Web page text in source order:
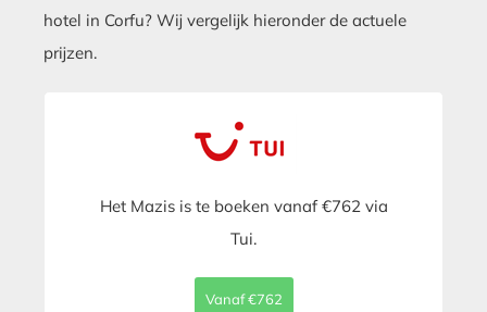
hotel in Corfu? Wij vergelijk hieronder de actuele
prijzen.
Het Mazis is te boeken vanaf €762 via
Tui.
Vanaf €762